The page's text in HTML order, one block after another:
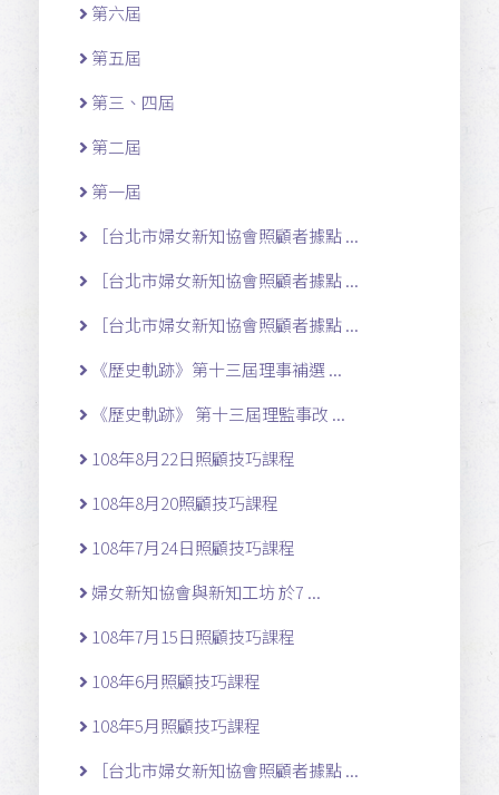
第六屆
第五屆
第三、四屆
第二屆
第一屆
［台北市婦女新知協會照顧者據點 ...
［台北市婦女新知協會照顧者據點 ...
［台北市婦女新知協會照顧者據點 ...
《歷史軌跡》第十三屆理事補選 ...
《歷史軌跡》 第十三屆理監事改 ...
108年8月22日照顧技巧課程
108年8月20照顧技巧課程
108年7月24日照顧技巧課程
婦女新知協會與新知工坊 於7 ...
108年7月15日照顧技巧課程
108年6月照顧技巧課程
108年5月照顧技巧課程
［台北市婦女新知協會照顧者據點 ...